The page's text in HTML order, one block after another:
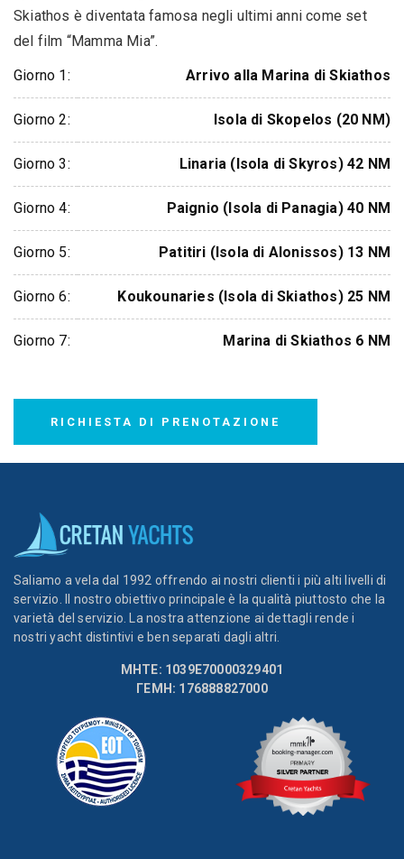
Skiathos è diventata famosa negli ultimi anni come set
del film “Mamma Mia”.
Giorno 1:
Arrivo alla Marina di Skiathos
Giorno 2: Isola di Skopelos (20 NM)
Giorno 3: Linaria (Isola di Skyros) 42 NM
Giorno 4: Paignio (Isola di Panagia) 40 NM
Giorno 5: Patitiri (Isola di Alonissos) 13 NM
Giorno 6: Koukounaries (Isola di Skiathos) 25 NM
Giorno 7: Marina di Skiathos 6 NM
RICHIESTA DI PRENOTAZIONE
Saliamo a vela dal 1992 offrendo ai nostri clienti i più alti livelli di
servizio. Il nostro obiettivo principale è la qualità piuttosto che la
varietà del servizio. La nostra attenzione ai dettagli rende i
nostri yacht distintivi e ben separati dagli altri.
MHTE: 1039E70000329401
ΓΕΜΗ: 176888827000